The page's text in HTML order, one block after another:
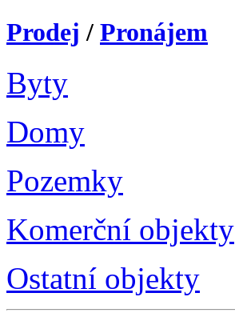
Prodej / Pronájem
Byty
Domy
Pozemky
Komerční objekty
Ostatní objekty